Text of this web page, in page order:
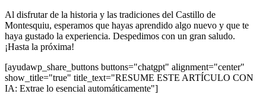
Al disfrutar de la historia y las tradiciones del Castillo de
Montesquiu, esperamos que hayas aprendido algo nuevo y que te
haya gustado la experiencia. Despedimos con un gran saludo.
¡Hasta la próxima!
[ayudawp_share_buttons buttons="chatgpt" alignment="center"
show_title="true" title_text="RESUME ESTE ARTÍCULO CON
IA: Extrae lo esencial automáticamente"]